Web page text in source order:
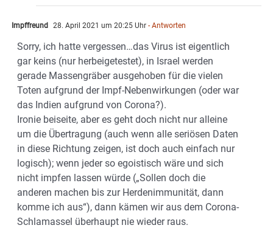
Impffreund 28. April 2021 um 20:25 Uhr - Antworten
Sorry, ich hatte vergessen…das Virus ist eigentlich
gar keins (nur herbeigetestet), in Israel werden
gerade Massengräber ausgehoben für die vielen
Toten aufgrund der Impf-Nebenwirkungen (oder war
das Indien aufgrund von Corona?).
Ironie beiseite, aber es geht doch nicht nur alleine
um die Übertragung (auch wenn alle seriösen Daten
in diese Richtung zeigen, ist doch auch einfach nur
logisch); wenn jeder so egoistisch wäre und sich
nicht impfen lassen würde („Sollen doch die
anderen machen bis zur Herdenimmunität, dann
komme ich aus“), dann kämen wir aus dem Corona-
Schlamassel überhaupt nie wieder raus.